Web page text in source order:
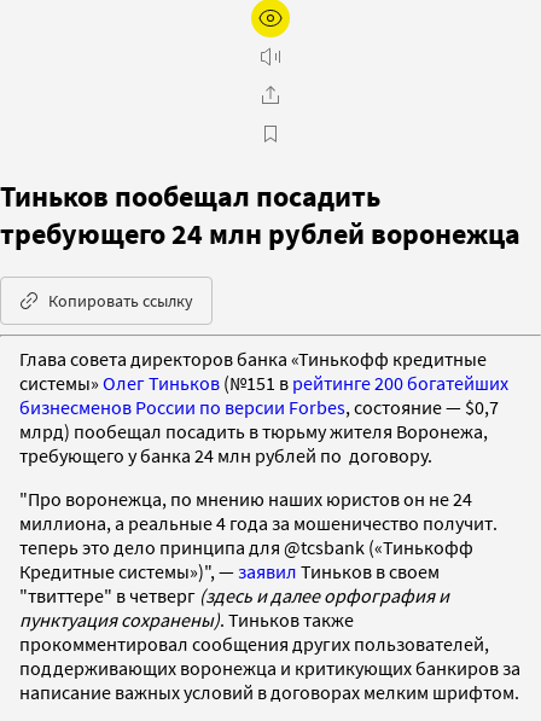
Тиньков пообещал посадить
требующего 24 млн рублей воронежца
Копировать ссылку
Глава совета директоров банка «Тинькофф кредитные
системы» Олег Тиньков (№151 в рейтинге 200 богатейших
бизнесменов России по версии Forbes, состояние — $0,7
млрд) пообещал посадить в тюрьму жителя Воронежа,
требующего у банка 24 млн рублей по договору.
"Про воронежца, по мнению наших юристов он не 24
миллиона, а реальные 4 года за мошеничество получит.
теперь это дело принципа для @tcsbank («Тинькофф
Кредитные системы»)", —заявил Тиньков в своем
"твиттере" в четверг (здесь и далее орфография и
пунктуация сохранены). Тиньков также
прокомментировал сообщения других пользователей,
поддерживающих воронежца и критикующих банкиров за
написание важных условий в договорах мелким шрифтом.